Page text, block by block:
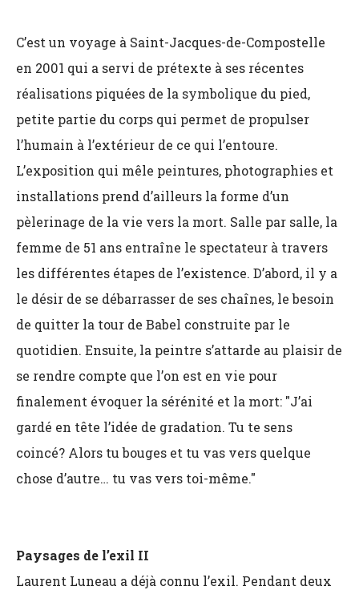
C’est un voyage à Saint-Jacques-de-Compostelle
en 2001 qui a servi de prétexte à ses récentes
réalisations piquées de la symbolique du pied,
petite partie du corps qui permet de propulser
l’humain à l’extérieur de ce qui l’entoure.
L’exposition qui mêle peintures, photographies et
installations prend d’ailleurs la forme d’un
pèlerinage de la vie vers la mort. Salle par salle, la
femme de 51 ans entraîne le spectateur à travers
les différentes étapes de l’existence. D’abord, il y a
le désir de se débarrasser de ses chaînes, le besoin
de quitter la tour de Babel construite par le
quotidien. Ensuite, la peintre s’attarde au plaisir de
se rendre compte que l’on est en vie pour
finalement évoquer la sérénité et la mort: "J’ai
gardé en tête l’idée de gradation. Tu te sens
coincé? Alors tu bouges et tu vas vers quelque
chose d’autre… tu vas vers toi-même."
Paysages de l’exil II
Laurent Luneau a déjà connu l’exil. Pendant deux